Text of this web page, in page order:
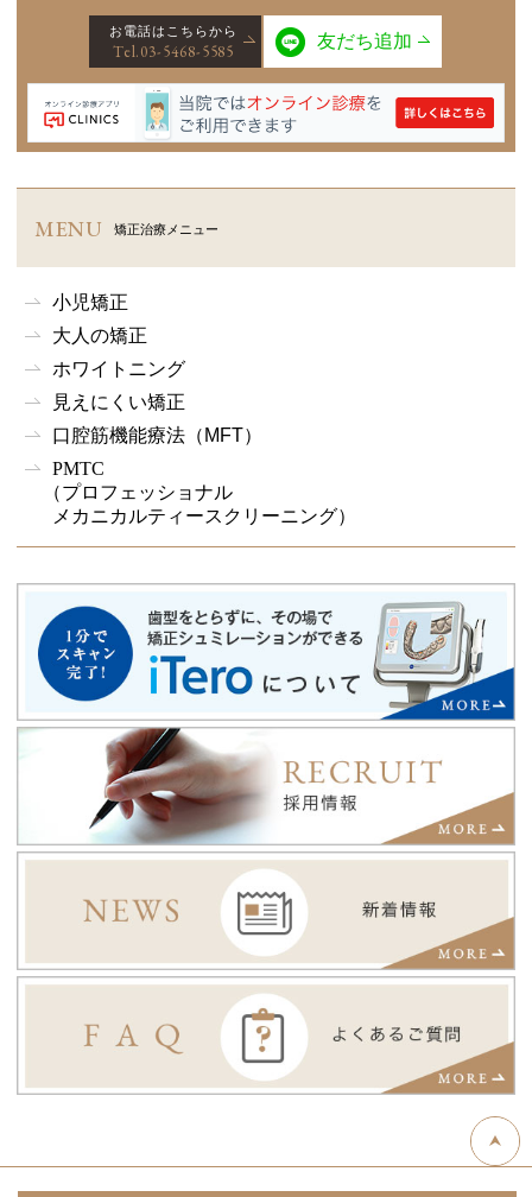
お電話はこちらから
Tel.03-5468-5585
友だち追加
MENU 矯正治療メニュー
小児矯正
大人の矯正
ホワイトニング
見えにくい矯正
口腔筋機能療法 （MFT）
PMTC
（プロフェッショナル
メカニカルティースクリーニング）